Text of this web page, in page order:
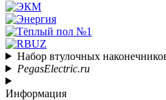
Набор втулочных
PegasElectric.ru
Информация